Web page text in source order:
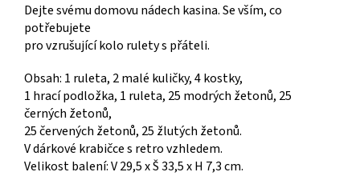
Dejte svému domovu nádech kasina. Se vším, co
potřebujete
pro vzrušující kolo rulety s přáteli.
Obsah: 1 ruleta, 2 malé kuličky, 4 kostky,
1 hrací podložka, 1 ruleta, 25 modrých žetonů, 25
černých žetonů,
25 červených žetonů, 25 žlutých žetonů.
V dárkové krabičce s retro vzhledem.
Velikost balení: V 29,5 x Š 33,5 x H 7,3 cm.